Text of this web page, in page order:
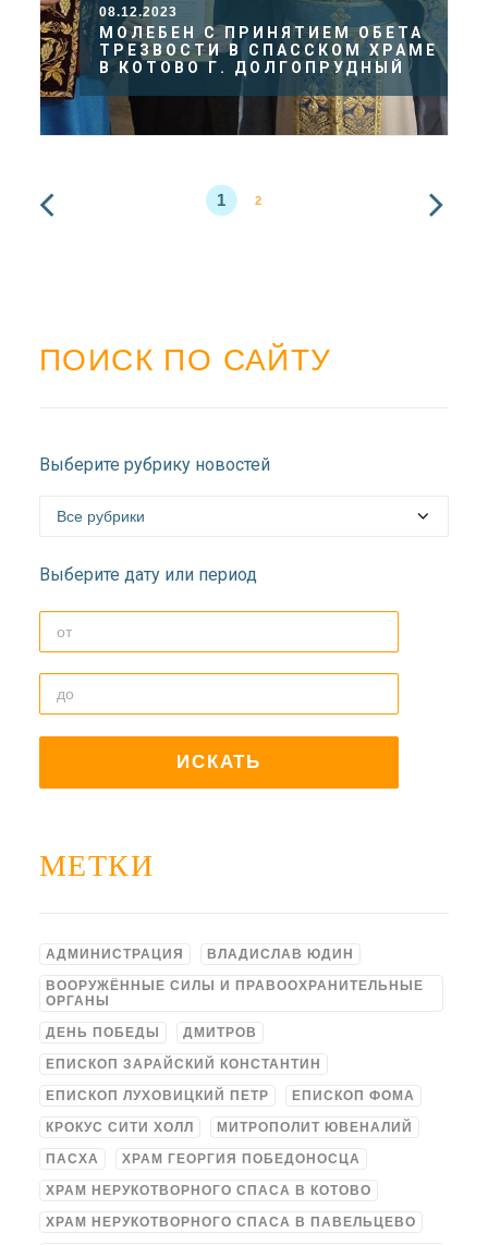
08.12.2023
МОЛЕБЕН С ПРИНЯТИЕМ ОБЕТА
ТРЕЗВОСТИ В СПАССКОМ ХРАМЕ
В КОТОВО Г. ДОЛГОПРУДНЫЙ
1 2
ПОИСК ПО САЙТУ
Выберите рубрику новостей
Выберите дату или период
МЕТКИ
АДМИНИСТРАЦИЯ ВЛАДИСЛАВ ЮДИН
ВООРУЖЁННЫЕ СИЛЫ И ПРАВООХРАНИТЕЛЬНЫЕ
ОРГАНЫ
ДЕНЬ ПОБЕДЫ ДМИТРОВ
ЕПИСКОП ЗАРАЙСКИЙ КОНСТАНТИН
ЕПИСКОП ЛУХОВИЦКИЙ ПЕТР ЕПИСКОП ФОМА
КРОКУС СИТИ ХОЛЛ МИТРОПОЛИТ ЮВЕНАЛИЙ
ПАСХА ХРАМ ГЕОРГИЯ ПОБЕДОНОСЦА
ХРАМ НЕРУКОТВОРНОГО СПАСА В КОТОВО
ХРАМ НЕРУКОТВОРНОГО СПАСА В ПАВЕЛЬЦЕВО